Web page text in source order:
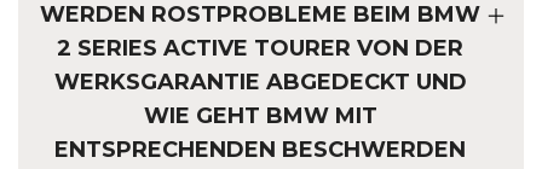
WERDEN ROSTPROBLEME BEIM BMW
2 SERIES ACTIVE TOURER VON DER
WERKSGARANTIE ABGEDECKT UND
WIE GEHT BMW MIT
ENTSPRECHENDEN BESCHWERDEN